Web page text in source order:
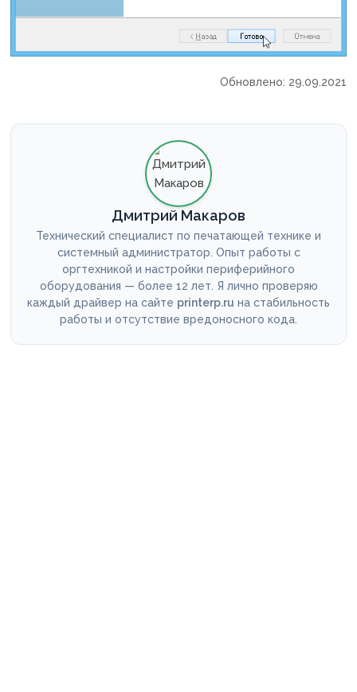
Обновлено: 29.09.2021
Дмитрий Макаров
Технический специалист по печатающей технике и
системный администратор. Опыт работы с
оргтехникой и настройки периферийного
оборудования — более 12 лет. Я лично проверяю
каждый драйвер на сайте printerp.ru на стабильность
работы и отсутствие вредоносного кода.